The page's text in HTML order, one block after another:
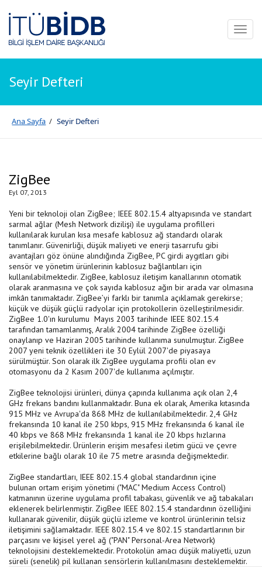
Seyir Defteri
Ana Sayfa / Seyir Defteri
ZigBee
Eyl 07, 2013
Yeni bir teknoloji olan ZigBee; IEEE 802.15.4 altyapısında ve standart
sarmal ağlar (Mesh Network dizilişi) ile uygulama profilleri
kullanılarak kurulan kısa mesafe kablosuz ağ standardı olarak
tanımlanır. Güvenirliği, düşük maliyeti ve enerji tasarrufu gibi
avantajları göz önüne alındığında ZigBee, PC girdi aygıtları gibi
sensör ve yönetim ürünlerinin kablosuz bağlantıları için
kullanılabilmektedir. ZigBee, kablosuz iletişim kanallarının otomatik
olarak aranmasına ve çok sayıda kablosuz ağın bir arada var olmasına
imkân tanımaktadır. ZigBee’yi farklı bir tanımla açıklamak gerekirse;
küçük ve düşük güçlü radyolar için protokollerin özelleştirilmesidir.
ZigBee 1.0'ın kurulumu Mayıs 2003 tarihinde IEEE 802.15.4
tarafından tamamlanmış, Aralık 2004 tarihinde ZigBee özelliği
onaylanıp ve Haziran 2005 tarihinde kullanıma sunulmuştur. ZigBee
2007 yeni teknik özellikleri ile 30 Eylül 2007'de piyasaya
sürülmüştür. Son olarak ilk ZigBee uygulama profili olan ev
otomasyonu da 2 Kasım 2007'de kullanıma açılmıştır.
ZigBee teknolojisi ürünleri, dünya çapında kullanıma açık olan 2,4
GHz frekans bandını kullanmaktadır. Buna ek olarak, Amerika kıtasında
915 MHz ve Avrupa'da 868 MHz de kullanılabilmektedir. 2,4 GHz
frekansında 10 kanal ile 250 kbps, 915 MHz frekansında 6 kanal ile
40 kbps ve 868 MHz frekansında 1 kanal ile 20 kbps hızlarına
erişilebilmektedir. Ürünlerin erişim mesafesi iletim gücü ve çevre
etkilerine bağlı olarak 10 ile 75 metre arasında değişmektedir.
ZigBee standartları, IEEE 802.15.4 global standardının içine
bulunan ortam erişim yönetimi ("MAC" Medium Access Control)
katmanının üzerine uygulama profil tabakası, güvenlik ve ağ tabakaları
eklenerek belirlenmiştir. ZigBee IEEE 802.15.4 standardının özelliğini
kullanarak güvenilir, düşük güçlü izleme ve kontrol ürünlerinin telsiz
iletişimini sağlamaktadır. IEEE 802.15.4 ve 802.15 standartlarının bir
parçasını ve kişisel yerel ağ ("PAN" Personal-Area Network)
teknolojisini desteklemektedir. Protokolün amacı düşük maliyetli, uzun
süreli (senelik) pil kullanan sensörlerin kullanılmasını desteklemektir.